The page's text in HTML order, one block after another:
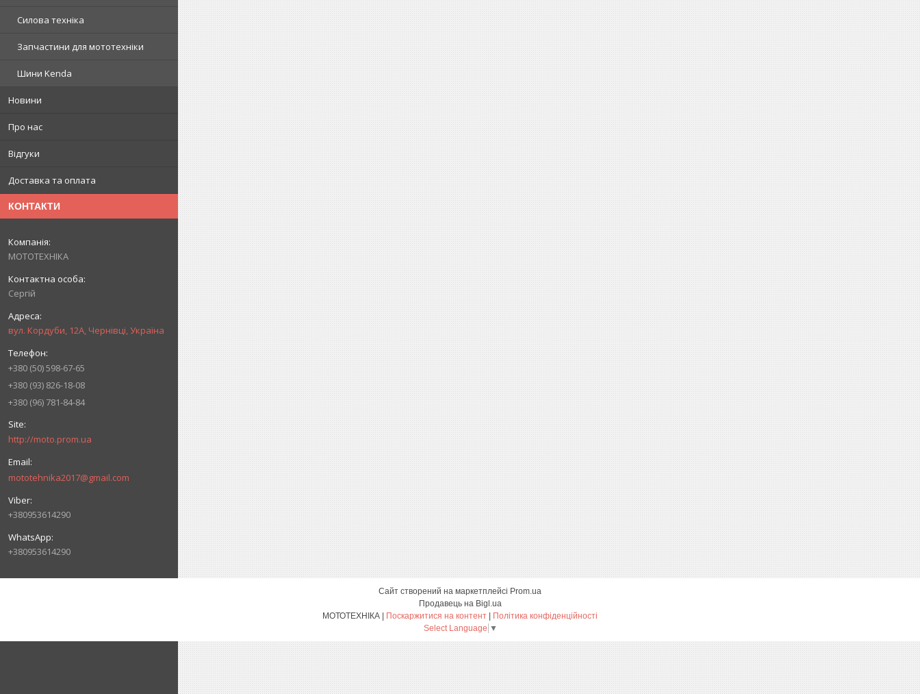
Силова техніка
Запчастини для мототехніки
Шини Kenda
Новини
Про нас
Відгуки
Доставка та оплата
КОНТАКТИ
МОТОТЕХНІКА
Сергій
вул. Кордуби, 12А, Чернівці, Україна
+380 (50) 598-67-65
+380 (93) 826-18-08
+380 (96) 781-84-84
http://moto.prom.ua
mototehnika2017@gmail.com
+380953614290
+380953614290
Сайт створений на маркетплейсі Prom.ua
Продавець на Bigl.ua
МОТОТЕХНІКА | Поскаржитися на контент | Політика конфіденційності
Select Language ▼